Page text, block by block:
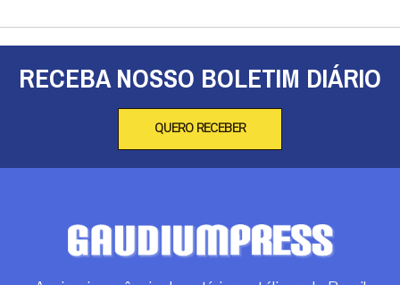
RECEBA NOSSO BOLETIM DIÁRIO
QUERO RECEBER